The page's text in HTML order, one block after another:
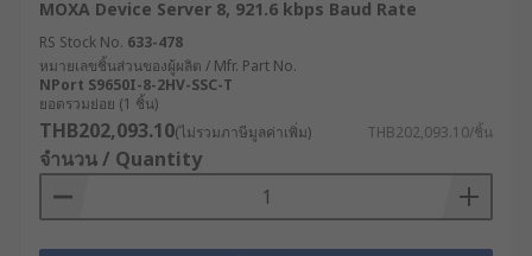
MOXA Device Server 8, 921.6 kbps Baud Rate
RS Stock No. 633-478
หมายเลขชิ้นส่วนของผู้ผลิต / Mfr. Part No.
NPort S9650I-8-2HV-SSC-T
ยอดรวมย่อย (1 ชิ้น)
THB202,093.10(ไม่รวมภาษีมูลค่าเพิ่ม) THB202,093.10/ชิ้น
จำนวน / Quantity